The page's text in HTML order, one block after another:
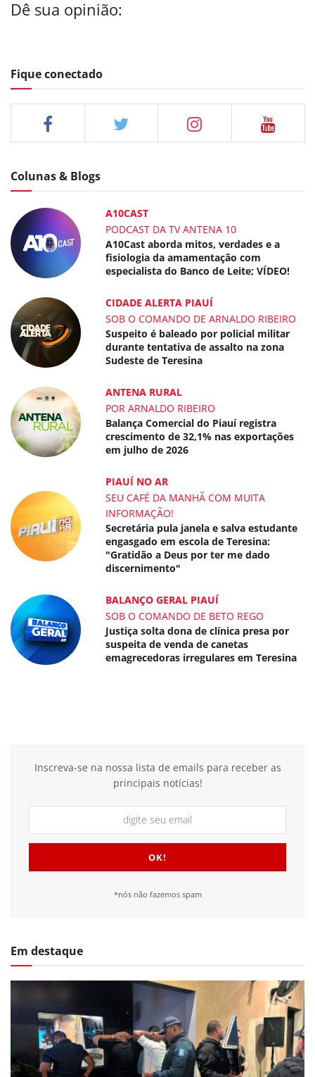
Dê sua opinião:
Fique conectado
Colunas & Blogs
A10CAST
PODCAST DA TV ANTENA 10
A10Cast aborda mitos, verdades e a
fisiologia da amamentação com
especialista do Banco de Leite; VÍDEO!
CIDADE ALERTA PIAUÍ
SOB O COMANDO DE ARNALDO RIBEIRO
Suspeito é baleado por policial militar
durante tentativa de assalto na zona
Sudeste de Teresina
ANTENA RURAL
POR ARNALDO RIBEIRO
Balança Comercial do Piauí registra
crescimento de 32,1% nas exportações
em julho de 2026
PIAUÍ NO AR
SEU CAFÉ DA MANHÃ COM MUITA
INFORMAÇÃO!
Secretária pula janela e salva estudante
engasgado em escola de Teresina:
"Gratidão a Deus por ter me dado
discernimento"
BALANÇO GERAL PIAUÍ
SOB O COMANDO DE BETO REGO
Justiça solta dona de clínica presa por
suspeita de venda de canetas
emagrecedoras irregulares em Teresina
Inscreva-se na nossa lista de emails para receber as
principais notícias!
*nós não fazemos spam
Em destaque